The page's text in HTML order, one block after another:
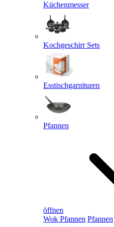
Küchenmesser
Kochgeschirr Sets
Esstischgarnituren
Pfannen
öffnen
Wok Pfannen Pfannen